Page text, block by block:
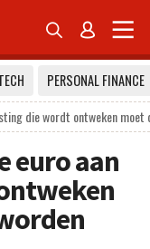
 
PERSONAL FINANCE
die wordt ontweken
euro aan